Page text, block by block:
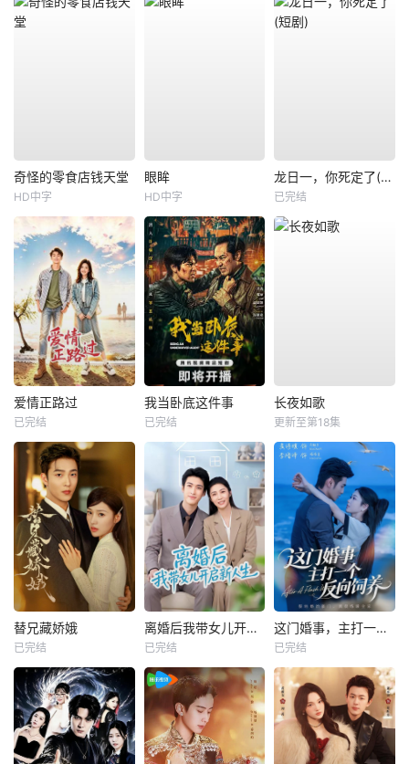
奇怪的零食店钱天堂
HD中字
眼眸
HD中字
龙日一，你死定了(短剧)
已完结
爱情正路过
已完结
我当卧底这件事
已完结
长夜如歌
更新至第18集
替兄藏娇娥
已完结
离婚后我带女儿开启新人生
已完结
这门婚事，主打一个反向饲养
已完结